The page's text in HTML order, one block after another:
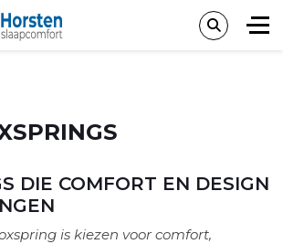
DIE COMFORT EN DESIGN
is kiezen voor comfort,